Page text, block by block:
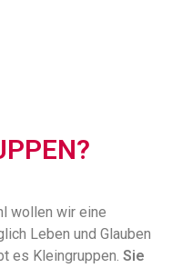
wollen wir eine
Leben und Glauben
es Kleingruppen. Sie